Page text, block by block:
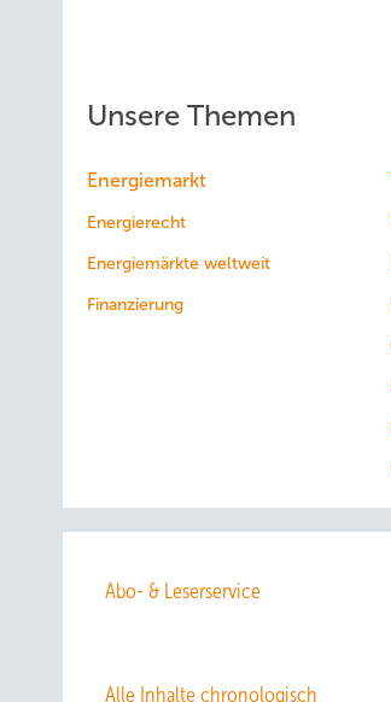
Unsere Themen
Energiemarkt
Energierecht
Energiemärkte weltweit
Finanzierung
Abo- & Leserservice
Alle Inhalte chronologisch